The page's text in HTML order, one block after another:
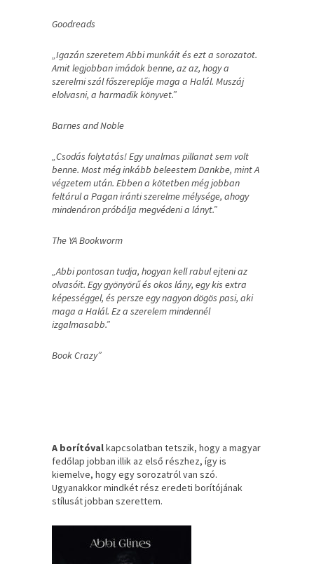
Goodreads
„Igazán szeretem Abbi munkáit és ezt a sorozatot.
Amit legjobban imádok benne, az az, hogy a
szerelmi szál főszereplője maga a Halál. Muszáj
elolvasni, a harmadik könyvet.”
Barnes and Noble
„Csodás folytatás! Egy unalmas pillanat sem volt
benne. Most még inkább beleestem Dankbe, mint A
végzetem után. Ebben a kötetben még jobban
feltárul a Pagan iránti szerelme mélysége, ahogy
mindenáron próbálja megvédeni a lányt.”
The YA Bookworm
„Abbi pontosan tudja, hogyan kell rabul ejteni az
olvasóit. Egy gyönyörű és okos lány, egy kis extra
képességgel, és persze egy nagyon dögös pasi, aki
maga a Halál. Ez a szerelem mindennél
izgalmasabb.”
Book Crazy”
A borítóvalkapcsolatban tetszik, hogy a magyar
fedőlap jobban illik az első részhez, így is
kiemelve, hogy egy sorozatról van szó.
Ugyanakkor mindkét rész eredeti borítójának
stílusát jobban szerettem.